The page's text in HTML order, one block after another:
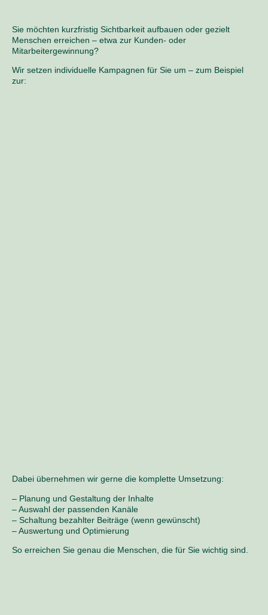
Sie möchten kurzfristig Sichtbarkeit aufbauen oder gezielt
Menschen erreichen – etwa zur Kunden- oder
Mitarbeitergewinnung?
Wir setzen individuelle Kampagnen für Sie um – zum Beispiel
zur:
Dabei übernehmen wir gerne die komplette Umsetzung:
– Planung und Gestaltung der Inhalte
– Auswahl der passenden Kanäle
– Schaltung bezahlter Beiträge (wenn gewünscht)
– Auswertung und Optimierung
So erreichen Sie genau die Menschen, die für Sie wichtig sind.